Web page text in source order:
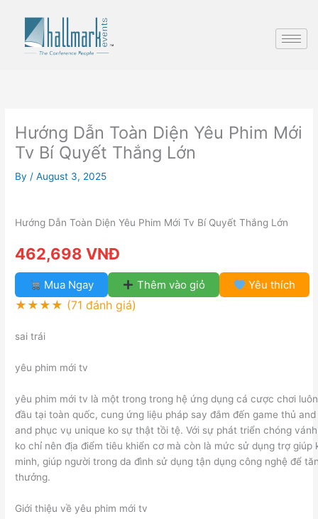
content
Hướng Dẫn Toàn Diện Yêu Phim Mới
Tv Bí Quyết Thắng Lớn
By/August 3, 2025
Hướng Dẫn Toàn Diện Yêu Phim Mới Tv Bí Quyết Thắng Lớn
462,698 VNĐ
Mua Ngay Thêm vào giỏ Yêu thích
★★★★ (71 đánh giá)
sai trái
yêu phim mới tv
yêu phim mới tv là một trong trong hệ ứng dụng cá cược chơi
đầu tại toàn quốc, cung ứng liệu pháp say đắm đến game thủ
and phục vụ unique ko sự thật tồi tệ. Với sự phát triển chóng
ko chỉ nên địa điểm tiêu khiển cơ mà còn là mức sử dụng trợ giúp
minh, giúp người trong da đình sử dụng tận dụng công nghệ để
thưởng.
Giới thiệu về yêu phim mới tv